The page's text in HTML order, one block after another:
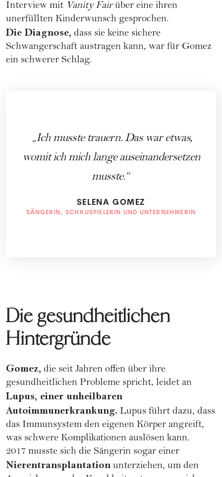
Interview mit Vanity Fairüber eine ihren
unerfüllten Kinderwunsch gesprochen.
Die Diagnose, dass sie keine sichere
Schwangerschaft austragen kann, war für Gomez
ein schwerer Schlag.
Ich musste trauern. Das war etwas,
womit ich mich lange auseinandersetzen
musste.
SELENA GOMEZ
SÄNGERIN, SCHAUSPIELERIN UND UNTERNEHMERIN
Die gesundheitlichen
Hintergründe
Gomez, die seit Jahren offen über ihre
gesundheitlichen Probleme spricht, leidet an
Lupus, einer unheilbaren
Autoimmunerkrankung. Lupus führt dazu, dass
das Immunsystem den eigenen Körper angreift,
was schwere Komplikationen auslösen kann.
2017 musste sich die Sängerin sogar einer
Nierentransplantation unterziehen, um den